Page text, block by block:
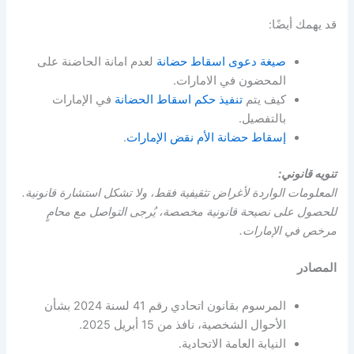
قد يهمك أيضًا:
صيغة دعوى اسقاط حضانة لعدم امانة الحاضنة على
المحضون في الامارات.
كيف يتمتنفيذ حكم اسقاط الحضانة في الإمارات
بالتفصيل.
إسقاط حضانة الأم نقض الإمارات.
تنويه قانوني:
المعلومات الواردة لأغراض تثقيفية فقط، ولا تشكل استشارة قانونية.
للحصول على نصيحة قانونية مخصصة، يُرجى التواصل مع محامٍ
مرخص في الإمارات.
المصادر
المرسوم بقانون اتحادي رقم 41 لسنة 2024 بشأن
الأحوال الشخصية، نافذ من 15 أبريل 2025.
النيابة العامة الاتحادية.